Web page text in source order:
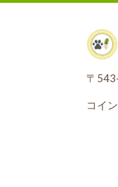
〒
コイ